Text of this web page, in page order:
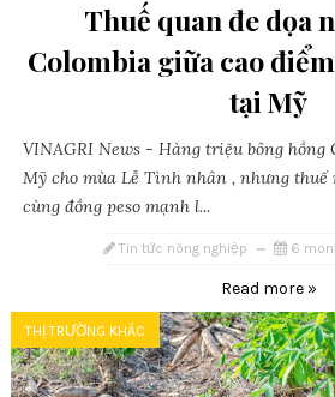
Thuế quan đe dọa
Colombia giữa cao
tại Mỹ
VINAGRI News - Hàng triệu bông hồng
Mỹ cho mùa Lễ Tình nhân , nhưng thuế
cùng đồng peso mạnh l...
Tin tức nông nghiệp 6
Read more »
THỊ TRƯỜNG KHÁC